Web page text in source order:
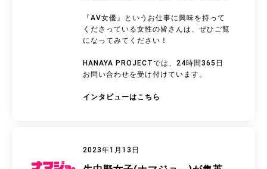
『AV女優』というお仕事に興味を持って
くださっている女性の皆さんは、ぜひご覧
になってみてください！
HANAYA PROJECTでは、24時間365日
お問い合わせを受け付けています。
インタビューはこちら
2023年1月13日